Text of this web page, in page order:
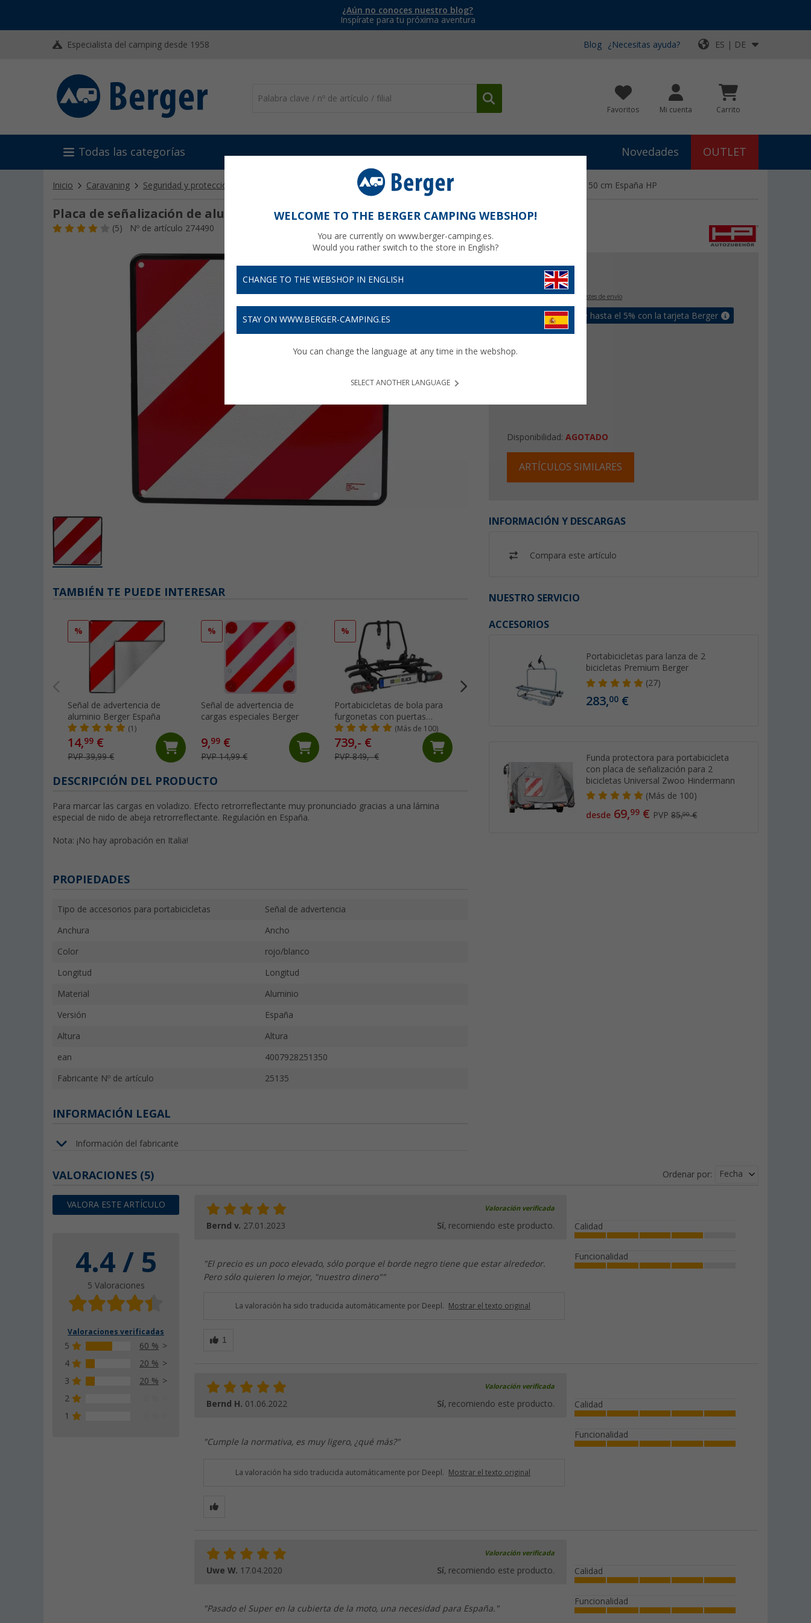
¿Aún no conoces nuestro blog?
Inspírate para tu próxima aventura
Especialista del camping desde 1958 Blog ¿Necesitas ayuda? ES | DE
Favoritos Mi cuenta Carrito
Todas las categorías Novedades OUTLET
Inicio Caravaning Seguridad y protección antirrobo Otros elementos de seguridad Placa de señalización de aluminio para 50 x 50 cm España HP
Placa de señalización de aluminio para 50 x 50 cm España HP
(5) Nº de artículo 274490
€
+ Costes de envío
Recibe un bonus de hasta el 5% con la tarjeta Berger
Disponibilidad: AGOTADO
ARTÍCULOS SIMILARES
INFORMACIÓN Y DESCARGAS
Compara este artículo
NUESTRO SERVICIO
ACCESORIOS
Portabicicletas para lanza de 2
bicicletas Premium Berger
(27)
283,00 €
Funda protectora para portabicicleta
con placa de señalización para 2
bicicletas Universal Zwoo Hindermann
(Más de 100)
desde 69,99 € PVP85,00€
TAMBIÉN TE PUEDE INTERESAR
%
Señal de advertencia de
aluminio Berger España
(1)
14,99 €
PVP 39,99 €
%
Señal de advertencia de
cargas especiales Berger
9,99 €
PVP 14,99 €
%
Portabicicletas de bola para
furgonetas con puertas
traseras de 2 bicicletas negro
SD260 Eufab
(Más de 100)
739,- €
PVP 849,- €
Contacto magnético
Abrazadera de cuadro con
PVP 62,- €
DESCRIPCIÓN DEL PRODUCTO
Para marcar las cargas en voladizo. Efecto retrorreflectante muy pronunciado gracias a una lámina
especial de nido de abeja retrorreflectante. Regulación en España.
Nota: ¡No hay aprobación en Italia!
PROPIEDADES
Tipo de accesorios para portabicicletas Señal de advertencia
Anchura Ancho
Color rojo/blanco
Longitud Longitud
Material Aluminio
Versión España
Altura Altura
ean 4007928251350
Fabricante Nº de artículo 25135
INFORMACIÓN LEGAL
Información del fabricante
VALORACIONES (5)
VALORA ESTE ARTÍCULO
4.4 / 5
5 Valoraciones
Valoraciones verificadas
5
60 %
4
20 %
3
20 %
2
1
Ordenar por: Fecha
Valoración verificada
Bernd v. 27.01.2023 Sí, recomiendo este producto.
"El precio es un poco elevado, sólo porque el borde negro tiene que estar alrededor.
Pero sólo quieren lo mejor, "nuestro dinero""
Calidad
Funcionalidad
La valoración ha sido traducida automáticamente por Deepl. Mostrar el texto original
Valoración verificada
Bernd H. 01.06.2022 Sí, recomiendo este producto.
"Cumple la normativa, es muy ligero, ¿qué más?"
Calidad
Funcionalidad
La valoración ha sido traducida automáticamente por Deepl. Mostrar el texto original
Valoración verificada
Uwe W. 17.04.2020 Sí, recomiendo este producto.
"Pasado el Super en la cubierta de la moto, una necesidad para España."
Calidad
Funcionalidad
WELCOME TO THE BERGER CAMPING WEBSHOP!
You are currently on www.berger-camping.es.
Would you rather switch to the store in English?
CHANGE TO THE WEBSHOP IN ENGLISH
STAY ON WWW.BERGER-CAMPING.ES
You can change the language at any time in the webshop.
SELECT ANOTHER LANGUAGE